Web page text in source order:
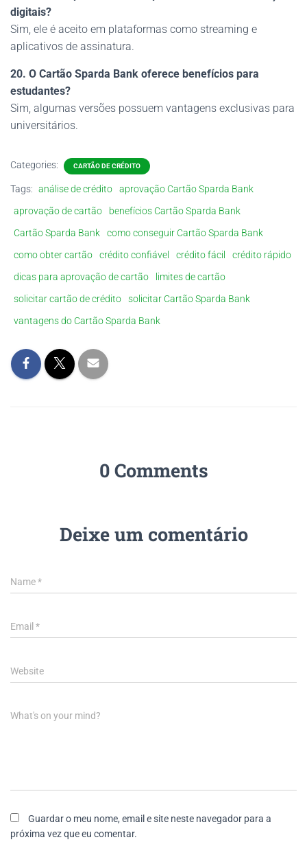
digitais?
Sim, ele é aceito em plataformas como streaming e
aplicativos de assinatura.
20. O Cartão Sparda Bank oferece benefícios para
estudantes?
Sim, algumas versões possuem vantagens exclusivas para
universitários.
Categories: CARTÃO DE CRÉDITO
Tags: análise de crédito
aprovação Cartão Sparda Bank
aprovação de cartão
benefícios Cartão Sparda Bank
Cartão Sparda Bank
como conseguir Cartão Sparda Bank
como obter cartão
crédito confiável crédito fácil
crédito rápido
dicas para aprovação de cartão
limites de cartão
solicitar cartão de crédito
solicitar Cartão Sparda Bank
vantagens do Cartão Sparda Bank
0 Comments
Deixe um comentário
Name*
Email *
Website
What's on your mind?
Guardar o meu nome, email e site neste navegador para a
próxima vez que eu comentar.